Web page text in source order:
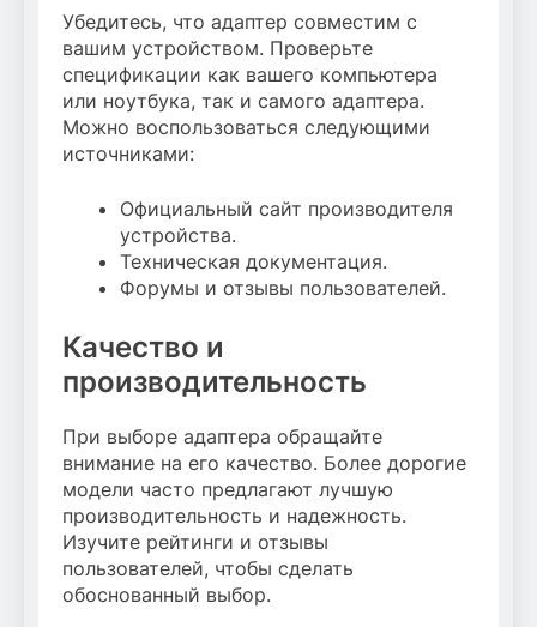
Убедитесь, что адаптер совместим с
вашим устройством. Проверьте
спецификации как вашего компьютера
или ноутбука, так и самого адаптера.
Можно воспользоваться следующими
источниками:
Официальный сайт производителя
устройства.
Техническая документация.
Форумы и отзывы пользователей.
Качество и
производительность
При выборе адаптера обращайте
внимание на его качество. Более дорогие
модели часто предлагают лучшую
производительность и надежность.
Изучите рейтинги и отзывы
пользователей, чтобы сделать
обоснованный выбор.